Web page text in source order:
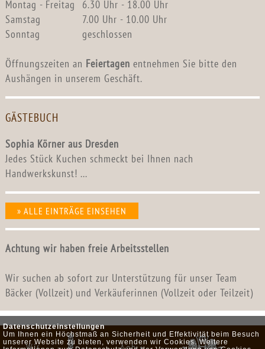
Datenschutzeinstellungen
Um Ihnen ein Höchstmaß an Sicherheit und Effektivität beim Besuch
unserer Website zu bieten, verwenden wir Cookies. Weitere
Montag - Freitag
6.30 Uhr - 18.00 Uhr
Samstag
7.00 Uhr - 10.00 Uhr
Sonntag
geschlossen
Öffnungszeiten an Feiertagen entnehmen Sie bitte den
Aushängen in unserem Geschäft.
GÄSTEBUCH
Sophia Körner aus Dresden
Jedes Stück Kuchen schmeckt bei Ihnen nach
Handwerkskunst! ...
» ALLE EINTRÄGE EINSEHEN
Achtung wir haben freie Arbeitsstellen
Wir suchen ab sofort zur Unterstützung für unser Team
Bäcker (Vollzeit) und Verkäuferinnen (Vollzeit oder Teilzeit)
Wir